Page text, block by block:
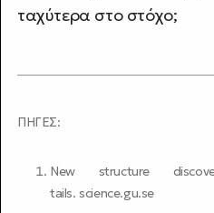
ταχύτερα στο στόχο;
ΠΗΓΕΣ:
New structure
tails.science.gu.se